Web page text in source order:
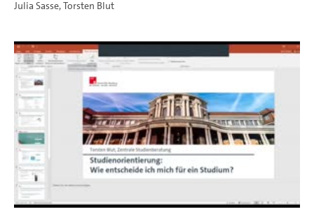
Julia Sasse,Torsten Blut